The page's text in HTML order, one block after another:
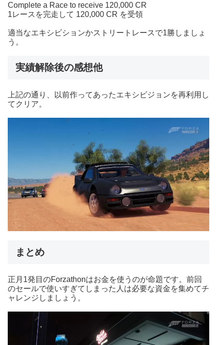
Complete a Race to receive 120,000 CR
1レースを完走して 120,000 CR を受領
適当なエキシビションかストリートレースで1勝しましょ
う。
実績解除後の感想他
上記の通り、以前作ってあったエキシビジョンを再利用し
てクリア。
まとめ
正月1発目のForzathonはお金を使うのが命題です。前回
のセールで使いすぎてしまった人は必要な資金を集めてチ
ャレンジしましょう。